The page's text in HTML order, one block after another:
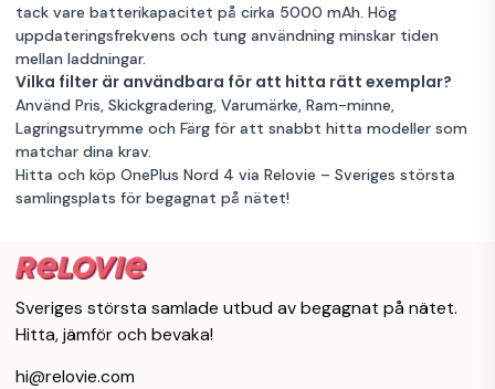
tack vare batterikapacitet på cirka 5000 mAh. Hög
uppdateringsfrekvens och tung användning minskar tiden
mellan laddningar.
Vilka filter är användbara för att hitta rätt exemplar?
Använd Pris, Skickgradering, Varumärke, Ram-minne,
Lagringsutrymme och Färg för att snabbt hitta modeller som
matchar dina krav.
Hitta och köp OnePlus Nord 4 via Relovie – Sveriges största
samlingsplats för begagnat på nätet!
Sveriges största samlade utbud av begagnat på nätet.
Hitta, jämför och bevaka!
hi@relovie.com